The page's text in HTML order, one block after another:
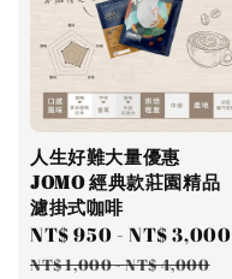
人生好難大量優惠
JOMO 經典款莊園精品
濾掛式咖啡
Sale
price
NT$ 950 -NT$ 3,000
NT$ 1,000-NT$ 4,000